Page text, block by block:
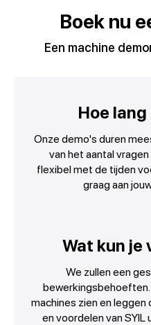
Boek nu
Een machine
Hoe
Onze demo's duren
van het aantal
flexibel met de tijden
graag aan
Wat kun je
We zullen een
bewerkingsbehoeften.
machines zien en
en voordelen van SYIL